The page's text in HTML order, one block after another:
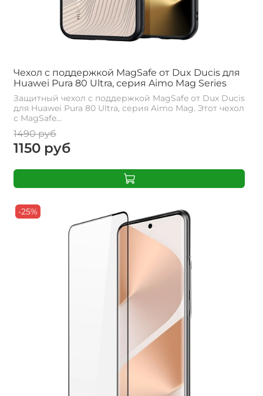
Чехол с поддержкой MagSafe от Dux Ducis для
Huawei Pura 80 Ultra, серия Aimo Mag Series
Защитный чехол с поддержкой MagSafe от Dux Ducis
для Huawei Pura 80 Ultra, серия Aimo Mag. Этот чехол
с MagSafe...
1490 руб
1150 руб
-25%